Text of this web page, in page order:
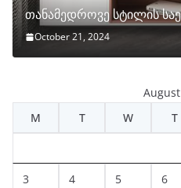
თანამედროვე სტილის
October 21, 2024
M
T W T
3 4 5 6